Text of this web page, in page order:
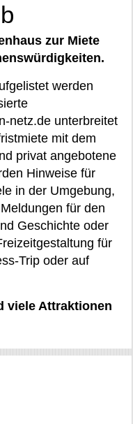
zur Miete
werden
netz.de unterbreitet
mit dem
privat angebotene
Hinweise für
in der Umgebung,
für den
Geschichte oder
für
Trip oder auf
viele Attraktionen